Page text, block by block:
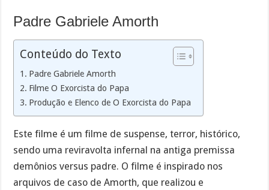
Padre Gabriele Amorth
Conteúdo do Texto
Padre Gabriele Amorth
Filme O Exorcista do Papa
Produção e Elenco de O Exorcista do Papa
Este filme é um filme de suspense, terror, histórico,
sendo uma reviravolta infernal na antiga premissa
demônios versus padre. O filme é inspirado nos
arquivos de caso de Amorth, que realizou e